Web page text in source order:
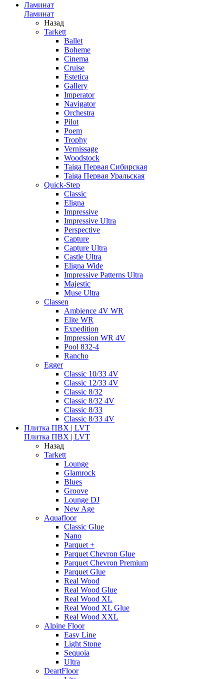
Ламинат
Ламинат
Назад
Tarkett
Ballet
Boheme
Cinema
Cruise
Estetica
Gallery
Imperator
Navigator
Orchestra
Pilot
Poem
Trophy
Vernissage
Woodstock
Taiga Первая Сибирская
Taiga Первая Уральская
Quick-Step
Classic
Eligna
Impressive
Impressive Ultra
Perspective
Capture
Capture Ultra
Castle Ultra
Eligna Wide
Impressive Patterns Ultra
Majestic
Muse Ultra
Classen
Ambience 4V WR
Elite WR
Expedition
Impression WR 4V
Pool 832-4
Rancho
Egger
Classic 10/33 4V
Classic 12/33 4V
Classic 8/32
Classic 8/32 4V
Classic 8/33
Classic 8/33 4V
Плитка ПВХ | LVT
Плитка ПВХ | LVT
Назад
Tarkett
Lounge
Glamrock
Blues
Groove
Lounge DJ
New Age
Aquafloor
Classic Glue
Nano
Parquet +
Parquet Chevron Glue
Parquet Chevron Premium
Parquet Glue
Real Wood
Real Wood Glue
Real Wood XL
Real Wood XL Glue
Real Wood XXL
Alpine Floor
Easy Line
Light Stone
Sequoia
Ultra
DeartFloor